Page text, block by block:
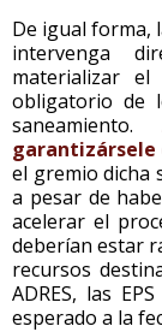
De igual forma,
intervenga
materializar el
obligatorio de
saneamiento.
garantizársele
el gremio dicha
a pesar de
acelerar el
deberían estar
recursos
ADRES, las
esperado a la